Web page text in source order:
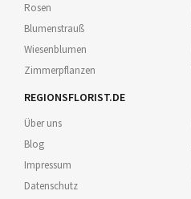
Rosen
Blumenstrauß
Wiesenblumen
Zimmerpflanzen
REGIONSFLORIST.DE
Über uns
Blog
Impressum
Datenschutz